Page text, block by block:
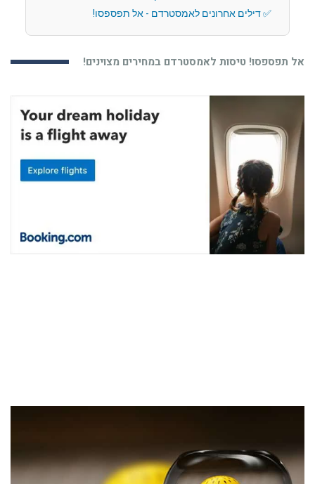
דילים אחרונים לאמסטרדם - אל תפספסו!
אל תפספסו! טיסות לאמסטרדם במחירים מצוינים!